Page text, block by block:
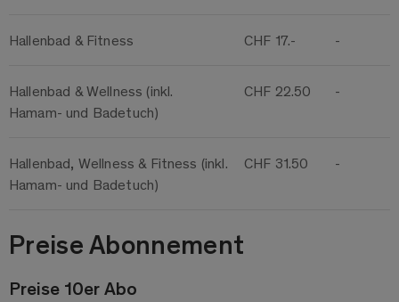
Hallenbad & Fitness CHF 17.- -
Hallenbad & Wellness (inkl.
Hamam- und Badetuch)
CHF 22.50 -
Hallenbad, Wellness & Fitness (inkl.
Hamam- und Badetuch)
CHF 31.50 -
Preise Abonnement
Preise 10er Abo